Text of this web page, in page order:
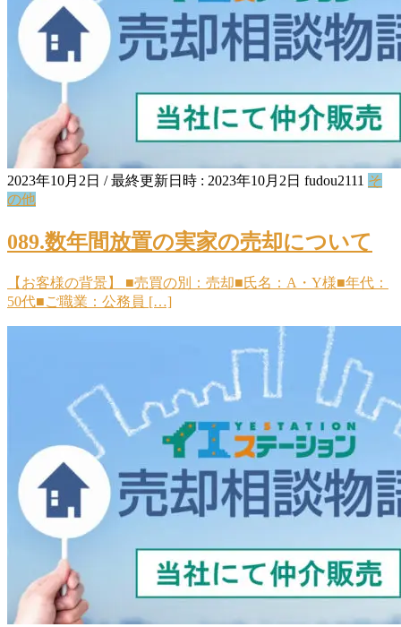
2023年10月2日 / 最終更新日時 : 2023年10月2日 fudou2111 そ
の他
089.数年間放置の実家の売却について
【お客様の背景】 ■売買の別：売却■氏名：A・Y様■年代：
50代■ご職業：公務員 […]